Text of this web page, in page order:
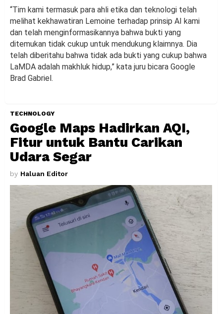
“Tim kami termasuk para ahli etika dan teknologi telah
melihat kekhawatiran Lemoine terhadap prinsip AI kami
dan telah menginformasikannya bahwa bukti yang
ditemukan tidak cukup untuk mendukung klaimnya. Dia
telah diberitahu bahwa tidak ada bukti yang cukup bahwa
LaMDA adalah makhluk hidup,” kata juru bicara Google
Brad Gabriel.
TECHNOLOGY
Google Maps Hadirkan AQI,
Fitur untuk Bantu Carikan
Udara Segar
by Haluan Editor